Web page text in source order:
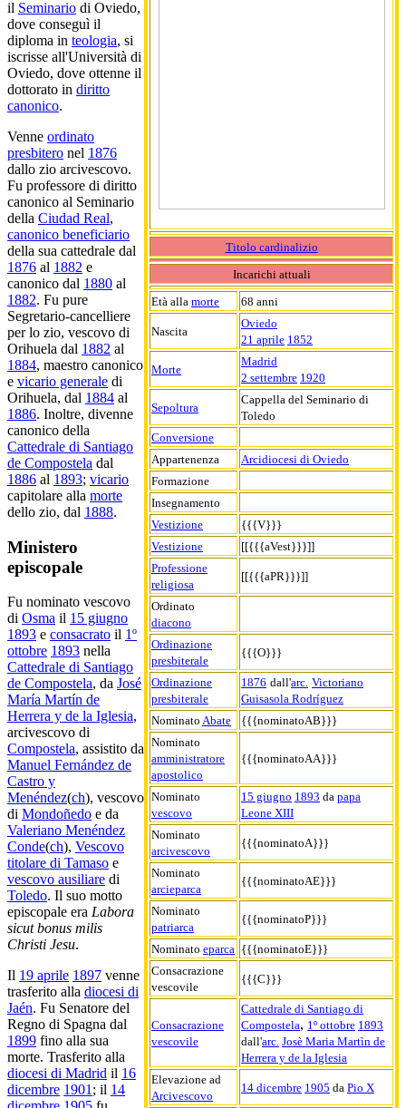
Titolo cardinalizio
Incarichi attuali
Età alla morte 68 anni
Nascita
Oviedo
21 aprile 1852
Morte
Madrid
2 settembre 1920
Sepoltura
Cappella del Seminario di
Toledo
Conversione
Appartenenza
Arcidiocesi di Oviedo
Formazione
Insegnamento
Vestizione
{{{V}}}
Vestizione
[[{{{aVest}}}]]
Professione
religiosa
[[{{{aPR}}}]]
Ordinato
diacono
Ordinazione
presbiterale
{{{O}}}
Ordinazione
presbiterale
1876 dall'arc. Victoriano
Guisasola Rodríguez
Nominato Abate
{{{nominatoAB}}}
Nominato
amministratore
apostolico
{{{nominatoAA}}}
Nominato
vescovo
15 giugno 1893 da papa
Leone XIII
Nominato
arcivescovo
{{{nominatoA}}}
Nominato
arcieparca
{{{nominatoAE}}}
Nominato
patriarca
{{{nominatoP}}}
Nominato eparca {{{nominatoE}}}
Consacrazione
vescovile
{{{C}}}
Consacrazione
vescovile
Cattedrale di Santiago di
Compostela, 1º ottobre 1893
dall'arc. Josè Maria Martìn de
Herrera y de la Iglesia
Elevazione ad
Arcivescovo
14 dicembre 1905 da Pio X
il Seminario di Oviedo,
dove conseguì il
diploma in teologia, si
iscrisse all'Università di
Oviedo, dove ottenne il
dottorato in diritto
canonico.
Venne ordinato
presbitero nel 1876
dallo zio arcivescovo.
Fu professore di diritto
canonico al Seminario
della Ciudad Real,
canonico beneficiario
della sua cattedrale dal
1876 al 1882 e
canonico dal 1880 al
1882. Fu pure
Segretario-cancelliere
per lo zio, vescovo di
Orihuela dal 1882 al
1884, maestro canonico
e vicario generale di
Orihuela, dal 1884 al
1886. Inoltre, divenne
canonico della
Cattedrale di Santiago
de Compostela dal
1886 al 1893; vicario
capitolare alla morte
dello zio, dal 1888.
Ministero
episcopale
Fu nominato vescovo
di Osma il 15 giugno
1893 e consacrato il 1º
ottobre 1893 nella
Cattedrale di Santiago
de Compostela, da José
María Martín de
Herrera y de la Iglesia,
arcivescovo di
Compostela, assistito da
Manuel Fernández de
Castro y
Menéndez(ch), vescovo
di Mondoñedo e da
Valeriano Menéndez
Conde(ch), Vescovo
titolare di Tamaso e
vescovo ausiliare di
Toledo. Il suo motto
episcopale era Labora
sicut bonus milis
Christi Jesu.
Il 19 aprile 1897 venne
trasferito alla diocesi di
Jaén. Fu Senatore del
Regno di Spagna dal
1899 fino alla sua
morte. Trasferito alla
diocesi di Madrid il 16
dicembre 1901 ; il 14